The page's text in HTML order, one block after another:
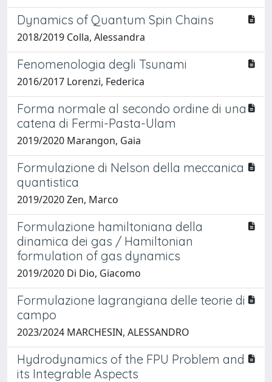
Dynamics of Quantum Spin Chains
2018/2019 Colla, Alessandra
Fenomenologia degli Tsunami
2016/2017 Lorenzi, Federica
Forma normale al secondo ordine di una
catena di Fermi-Pasta-Ulam
2019/2020 Marangon, Gaia
Formulazione di Nelson della meccanica
quantistica
2019/2020 Zen, Marco
Formulazione hamiltoniana della
dinamica dei gas / Hamiltonian
formulation of gas dynamics
2019/2020 Di Dio, Giacomo
Formulazione lagrangiana delle teorie di
campo
2023/2024 MARCHESIN, ALESSANDRO
Hydrodynamics of the FPU Problem and
its Integrable Aspects